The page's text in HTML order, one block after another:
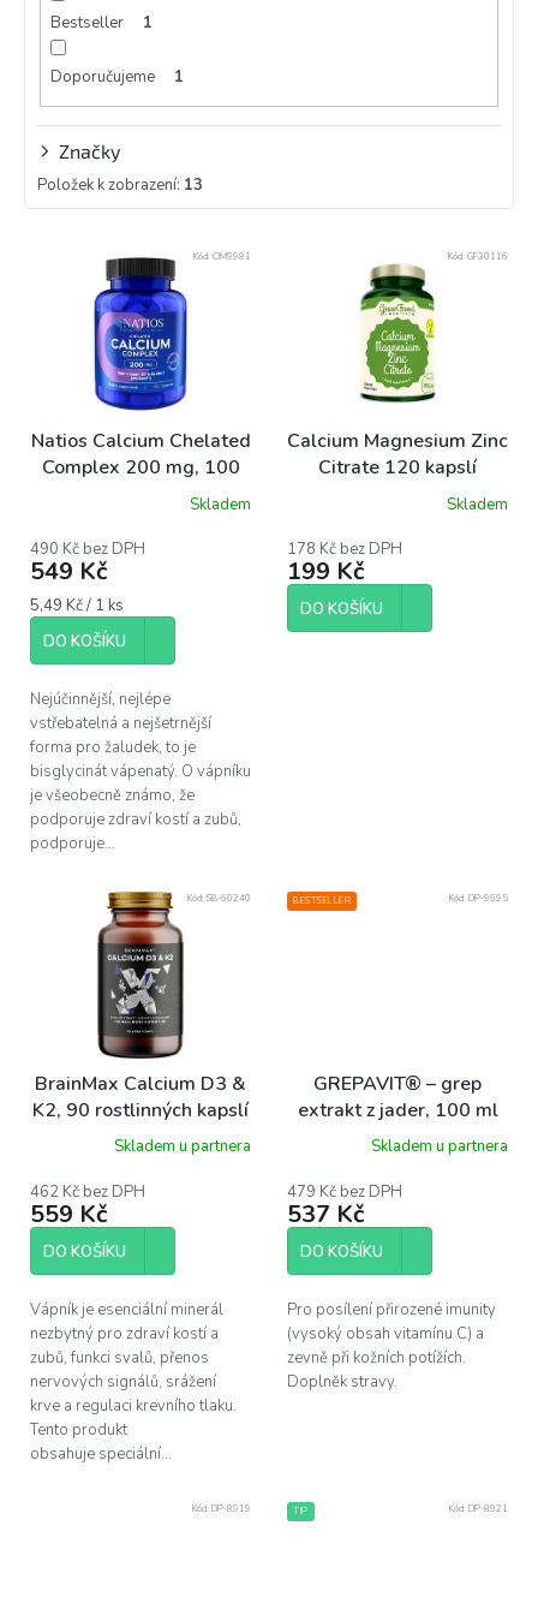
Bestseller 1
Doporučujeme 1
Značky
Položek k zobrazení: 13
o
d
ů
Natios Calcium Chelated
Complex 200 mg, 100
Skladem
490 Kč bez DPH
549 Kč
Měrná
cena:
5,49 Kč / 1 ks
DO KOŠÍKU
Nejúčinnější, nejlépe
vstřebatelná a nejšetrnější
forma pro žaludek, to je
bisglycinát vápenatý. O vápníku
je všeobecně známo, že
podporuje zdraví kostí a zubů,
podporuje...
Kód: OM9981
Calcium Magnesium Zinc
Citrate 120 kapslí
Skladem
178 Kč bez DPH
199 Kč
DO KOŠÍKU
Kód: GF30116
BrainMax Calcium D3 &
K2, 90 rostlinných kapslí
Skladem u partnera
462 Kč bez DPH
559 Kč
DO KOŠÍKU
Vápník je esenciální minerál
nezbytný pro zdraví kostí a
zubů, funkci svalů, přenos
nervových signálů, srážení
krve a regulaci krevního tlaku.
Tento produkt
obsahuje speciální...
Kód: SB-60240 BESTSELLER
GREPAVIT® – grep
extrakt z jader, 100 ml
Dr. Popov
Skladem u partnera
479 Kč bez DPH
537 Kč
DO KOŠÍKU
Pro posílení přirozené imunity
(vysoký obsah vitamínu C) a
zevně při kožních potížích.
Doplněk stravy.
Kód: DP-9695
Kód: DP-8919 TIP Kód: DP-8921